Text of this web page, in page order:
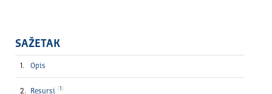
SAŽETAK
Opis
Resursi 1